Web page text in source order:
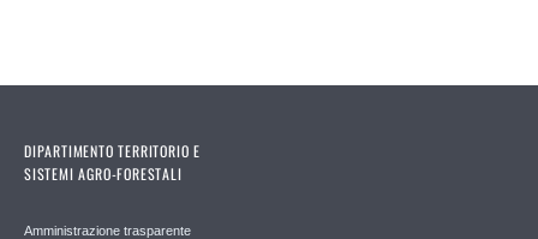
DIPARTIMENTO TERRITORIO E
SISTEMI AGRO-FORESTALI
Amministrazione trasparente